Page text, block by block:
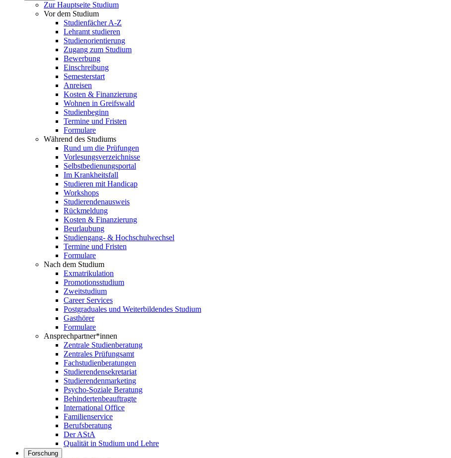
Zur Hauptseite Studium
Vor dem Studium
Studienfächer A-Z
Lehramt studieren
Studienorientierung
Zugang zum Studium
Bewerbung
Einschreibung
Semesterstart
Anreisen
Kosten & Finanzierung
Wohnen in Greifswald
Studienbeginn
Termine und Fristen
Formulare
Während des Studiums
Rund um die Prüfungen
Vorlesungsverzeichnisse
Selbstbedienungsportal
Im Krankheitsfall
Studieren mit Handicap
Workshops
Studierendenausweis
Rückmeldung
Kosten & Finanzierung
Beurlaubung
Studiengang- & Hochschulwechsel
Termine und Fristen
Formulare
Nach dem Studium
Exmatrikulation
Promotionsstudium
Zweitstudium
Career Services
Postgraduales und Weiterbildendes Studium
Gasthörer
Formulare
Ansprechpartner*innen
Zentrale Studienberatung
Zentrales Prüfungsamt
Fachstudienberatungen
Studierendensekretariat
Studierendenmarketing
Psycho-Soziale Beratung
Behindertenbeauftragte
International Office
Familienservice
Berufsberatung
Der AStA
Qualität in Studium und Lehre
Forschung